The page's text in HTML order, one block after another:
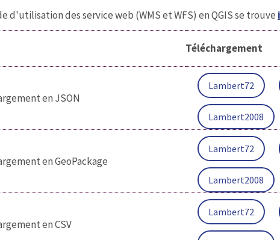
d'utilisation des service web (WMS et WFS) en QGIS se trouve
Téléchargement
en JSON
Lambert72
Lambert2008
en GeoPackage
Lambert72
Lambert2008
en CSV
Lambert72